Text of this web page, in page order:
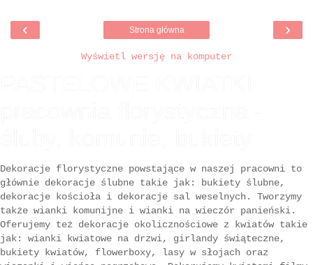
‹ ›
Strona główna
Wyświetl wersję na komputer
Dekoracje florystyczne powstające w naszej pracowni to
głównie dekoracje ślubne takie jak: bukiety ślubne,
dekoracje kościoła i dekoracje sal weselnych. Tworzymy
także wianki komunijne i wianki na wieczór panieński.
Oferujemy też dekoracje okolicznościowe z kwiatów takie
jak: wianki kwiatowe na drzwi, girlandy świąteczne,
bukiety kwiatów, flowerboxy, lasy w słojach oraz